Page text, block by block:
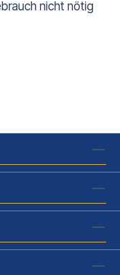
nicht nötig